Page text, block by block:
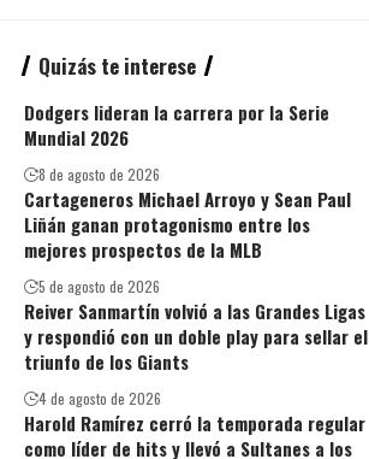
Quizás te interese
Dodgers lideran la carrera por la Serie
Mundial 2026
8 de agosto de 2026
Cartageneros Michael Arroyo y Sean Paul
Liñán ganan protagonismo entre los
mejores prospectos de la MLB
5 de agosto de 2026
Reiver Sanmartín volvió a las Grandes Ligas
y respondió con un doble play para sellar el
triunfo de los Giants
4 de agosto de 2026
Harold Ramírez cerró la temporada regular
como líder de hits y llevó a Sultanes a los